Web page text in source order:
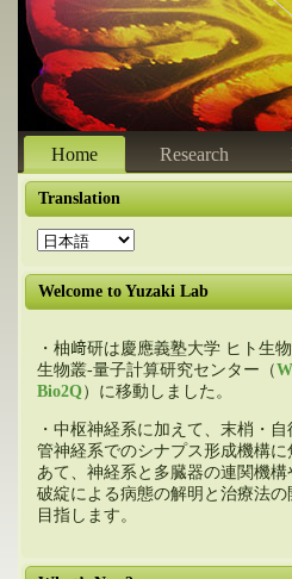
Home Research
Translation
Welcome to Yuzaki Lab
・柚﨑研は慶應義塾大学 ヒト生
生物叢-量子計算研究センター（
Bio2Q）に移動しました。
・中枢神経系に加えて、末梢・
管神経系でのシナプス形成機構に
あて、神経系と多臓器の連関機構
破綻による病態の解明と治療法の
目指します。